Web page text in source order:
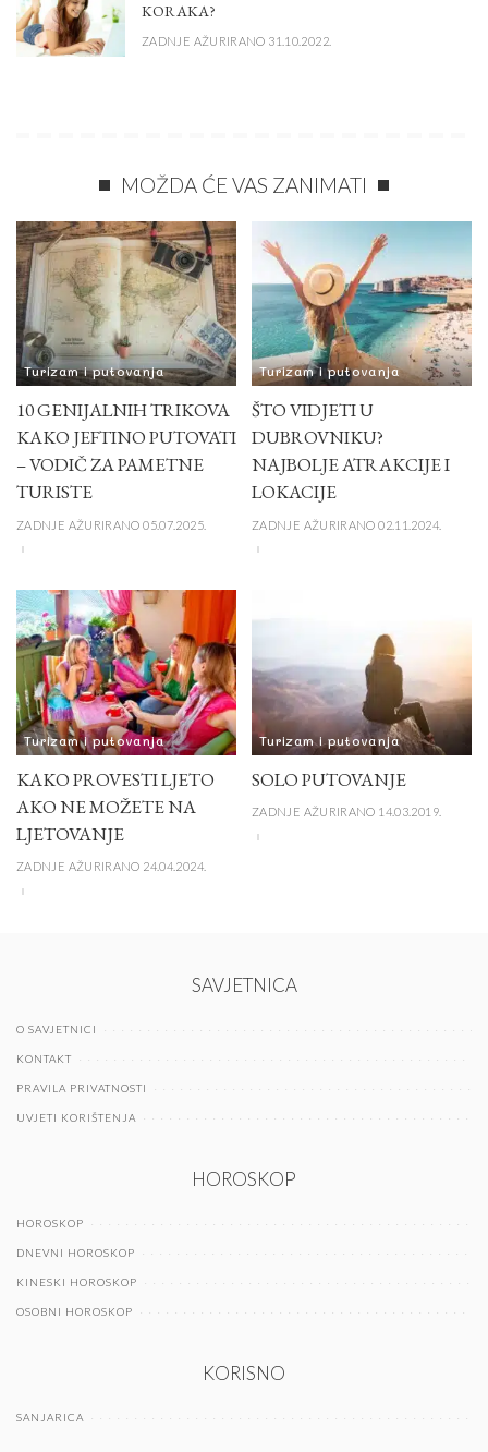
KORAKA?
ZADNJE AŽURIRANO 31.10.2022.
MOŽDA ĆE VAS ZANIMATI
Turizam i putovanja
10 GENIJALNIH TRIKOVA
KAKO JEFTINO PUTOVATI
– VODIČ ZA PAMETNE
TURISTE
ZADNJE AŽURIRANO 05.07.2025.
Turizam i putovanja
ŠTO VIDJETI U
DUBROVNIKU?
NAJBOLJE ATRAKCIJE I
LOKACIJE
ZADNJE AŽURIRANO 02.11.2024.
Turizam i putovanja
KAKO PROVESTI LJETO
AKO NE MOŽETE NA
LJETOVANJE
ZADNJE AŽURIRANO 24.04.2024.
Turizam i putovanja
SOLO PUTOVANJE
ZADNJE AŽURIRANO 14.03.2019.
SAVJETNICA
O SAVJETNICI
KONTAKT
PRAVILA PRIVATNOSTI
UVJETI KORIŠTENJA
HOROSKOP
HOROSKOP
DNEVNI HOROSKOP
KINESKI HOROSKOP
OSOBNI HOROSKOP
KORISNO
SANJARICA